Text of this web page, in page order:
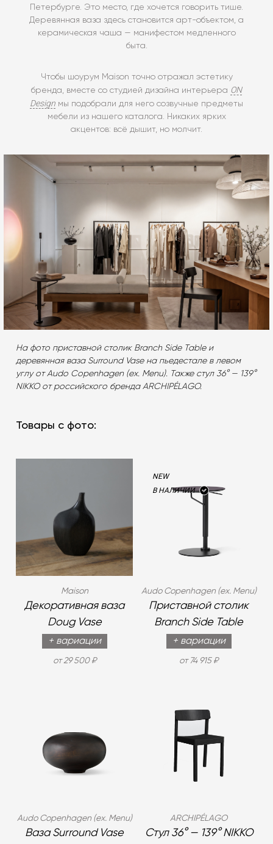
Петербурге. Это место, где хочется говорить тише.
Деревянная ваза здесь становится арт-объектом, а
керамическая чаша — манифестом медленного
быта.
Чтобы шоурум Maison точно отражал эстетику
бренда, вместе со студией дизайна интерьера ON
Design мы подобрали для него созвучные предметы
мебели из нашего каталога. Никаких ярких
акцентов: всё дышит, но молчит.
На фото приставной столик Branch Side Table и
деревянная ваза Surround Vase на пьедестале в левом
углу от Audo Copenhagen (ex. Menu). Также стул 36° — 139°
NIKKO от российского бренда ARCHIPÉLAGO.
Товары с фото:
Maison
Декоративная ваза
Doug Vase
+ вариации
от 29 500 ₽
NEW
В НАЛИЧИИ
Audo Copenhagen (ex. Menu)
Приставной столик
Branch Side Table
+ вариации
от 74 915 ₽
Audo Copenhagen (ex. Menu)
Ваза Surround Vase
ARCHIPÉLAGO
Стул 36° — 139° NIKKO